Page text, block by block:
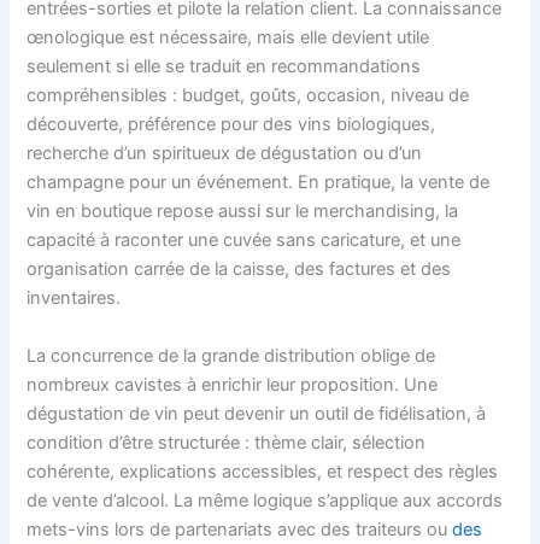
entrées-sorties et pilote la relation client. La connaissance
œnologique est nécessaire, mais elle devient utile
seulement si elle se traduit en recommandations
compréhensibles : budget, goûts, occasion, niveau de
découverte, préférence pour des vins biologiques,
recherche d’un spiritueux de dégustation ou d’un
champagne pour un événement. En pratique, la vente de
vin en boutique repose aussi sur le merchandising, la
capacité à raconter une cuvée sans caricature, et une
organisation carrée de la caisse, des factures et des
inventaires.
La concurrence de la grande distribution oblige de
nombreux cavistes à enrichir leur proposition. Une
dégustation de vin peut devenir un outil de fidélisation, à
condition d’être structurée : thème clair, sélection
cohérente, explications accessibles, et respect des règles
de vente d’alcool. La même logique s’applique aux accords
mets-vins lors de partenariats avec des traiteurs oudes